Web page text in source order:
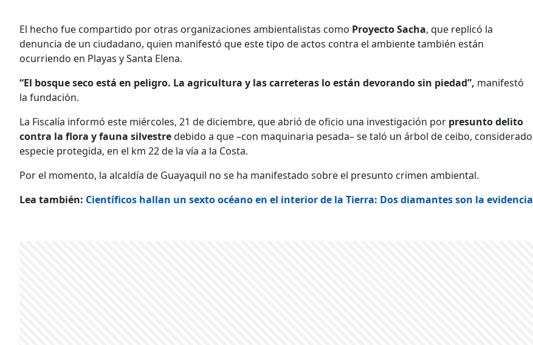
El hecho fue compartido por otras organizaciones ambientalistas como Proyecto Sacha, que replicó la
denuncia de un ciudadano, quien manifestó que este tipo de actos contra el ambiente también están
ocurriendo en Playas y Santa Elena.
“El bosque seco está en peligro. La agricultura y las carreteras lo están devorando sin piedad”, manifestó
la fundación.
La Fiscalía informó este miércoles, 21 de diciembre, que abrió de oficio una investigación por presunto delito
contra la flora y fauna silvestredebido a que –con maquinaria pesada– se taló un árbol de ceibo, considerado
especie protegida, en el km 22 de la vía a la Costa.
Por el momento, la alcaldía de Guayaquil no se ha manifestado sobre el presunto crimen ambiental.
Lea también: Científicos hallan un sexto océano en el interior de la Tierra: Dos diamantes son la evidencia